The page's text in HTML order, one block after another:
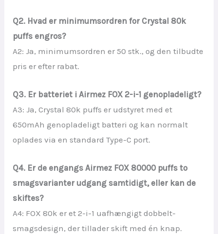
Q2. Hvad er minimumsordren for Crystal 80k
puffs engros?
A2: Ja, minimumsordren er 50 stk., og den tilbudte
pris er efter rabat.
Q3. Er batteriet i Airmez FOX 2-i-1 genopladeligt?
A3: Ja, Crystal 80k puffs er udstyret med et
650mAh genopladeligt batteri og kan normalt
oplades via en standard Type-C port.
Q4. Er de engangs Airmez FOX 80000 puffs to
smagsvarianter udgang samtidigt, eller kan de
skiftes?
A4: FOX 80k er et 2-i-1 uafhængigt dobbelt-
smagsdesign, der tillader skift med én knap.